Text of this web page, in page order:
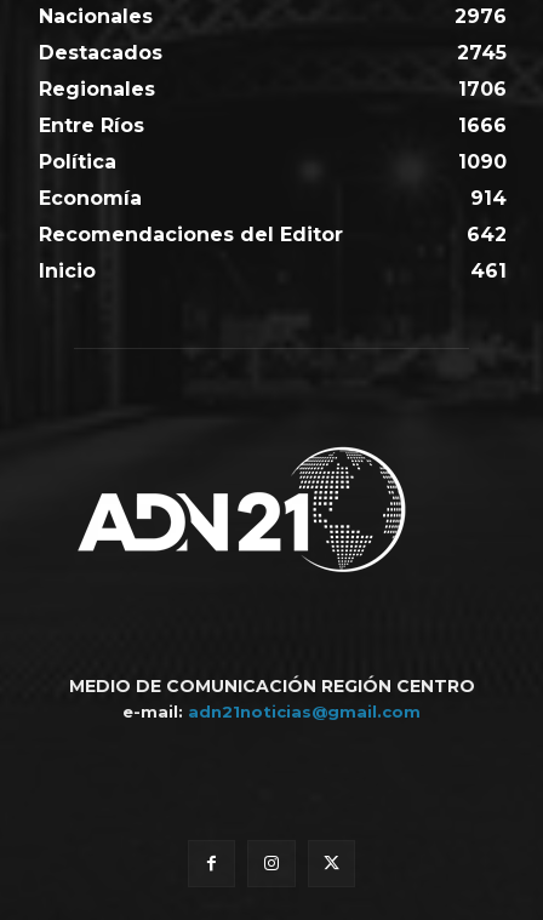
Nacionales
2976
Destacados
2745
Regionales
1706
Entre Ríos
1666
Política
1090
Economía
914
Recomendaciones del Editor
642
Inicio
461
MEDIO DE COMUNICACIÓN REGIÓN CENTRO
e-mail: adn21noticias@gmail.com